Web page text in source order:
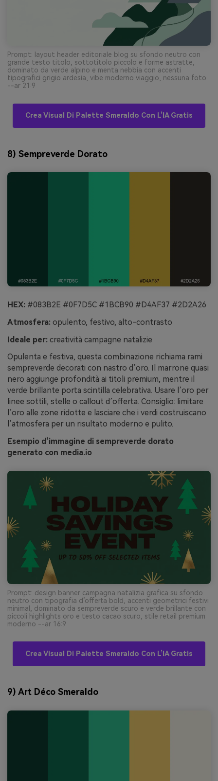
Prompt: layout header editoriale blog su sfondo neutro con
grande testo titolo, sottotitolo piccolo e forme astratte,
dominato da verde alpino e menta nebbia con accenti
tipografici grigio ardesia, vibe moderno viaggio, nessuna foto
--ar 21:9
Crea Visual Di Palette Smeraldo Con L’IA Gratis
8) Sempreverde Dorato
HEX: #083B2E #0F7D5C #1BCB90 #D4AF37 #2D2A26
Atmosfera: opulento, festivo, alto-contrasto
Ideale per: creatività campagne natalizie
Opulenta e festiva, questa combinazione richiama rami
sempreverde decorati con nastro d’oro. Il marrone quasi
nero aggiunge profondità ai titoli premium, mentre il
verde brillante porta scintilla celebrativa. Usare l’oro per
linee sottili, stelle o callout d’offerta. Consiglio: limitare
l’oro alle zone ridotte e lasciare che i verdi costruiscano
l’atmosfera per un risultato moderno e pulito.
Esempio d’immagine di sempreverde dorato
generato con media.io
Prompt: design banner campagna natalizia grafica su sfondo
neutro con tipografia d’offerta bold, accenti geometrici festivi
minimal, dominato da sempreverde scuro e verde brillante con
piccoli highlights oro e testo cacao scuro, stile retail premium
moderno --ar 16:9
Crea Visual Di Palette Smeraldo Con L’IA Gratis
9) Art Déco Smeraldo